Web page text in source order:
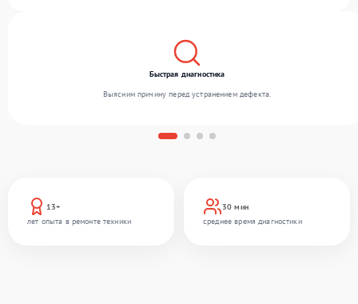
13+
лет опыта в ремонте техники
30 мин
среднее время диагностики
Быстрая диагностика
Выясним причину перед устранением дефекта.